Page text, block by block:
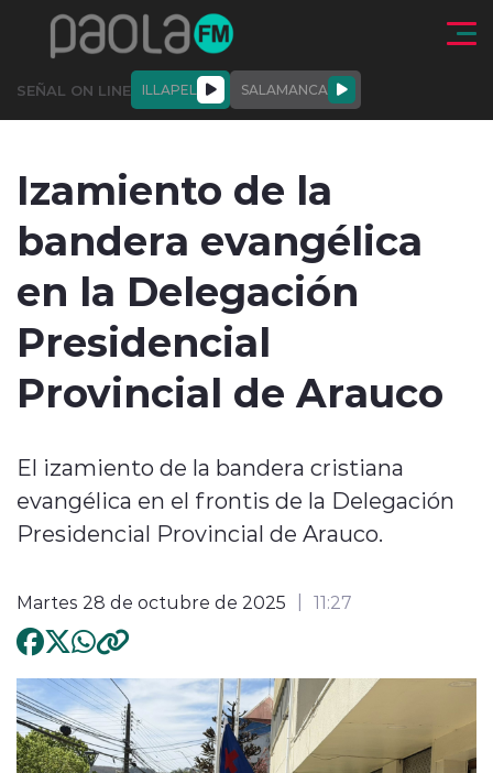
Click acá para ir directamente al contenido
SEÑAL ON LINE ILLAPEL SALAMANCA
ACTUALIDAD
modo claro
Izamiento de la
bandera evangélica
en la Delegación
Presidencial
Provincial de Arauco
El izamiento de la bandera cristiana
evangélica en el frontis de la Delegación
Presidencial Provincial de Arauco.
Martes 28 de octubre de 2025 11:27